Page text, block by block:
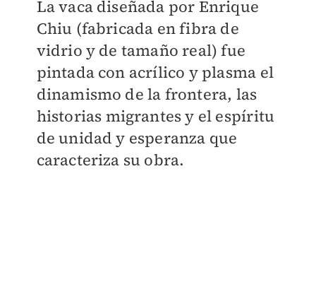
La vaca diseñada por Enrique
Chiu (fabricada en fibra de
vidrio y de tamaño real) fue
pintada con acrílico y plasma el
dinamismo de la frontera, las
historias migrantes y el espíritu
de unidad y esperanza que
caracteriza su obra.